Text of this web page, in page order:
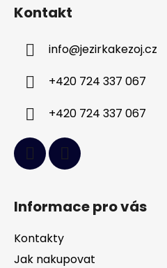
Kontakt
info@jezirkakezoj.cz
+420 724 337 067
+420 724 337 067
Informace pro vás
Kontakty
Jak nakupovat